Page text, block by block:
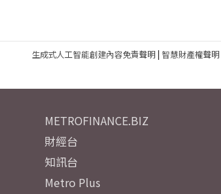
生成式人工智能創建內容免責聲明| 智慧財產權聲明
METROFINANCE.BIZ
財經台
知訊台
Metro Plus